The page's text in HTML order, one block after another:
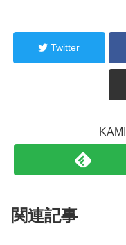
Twitter
関連記事